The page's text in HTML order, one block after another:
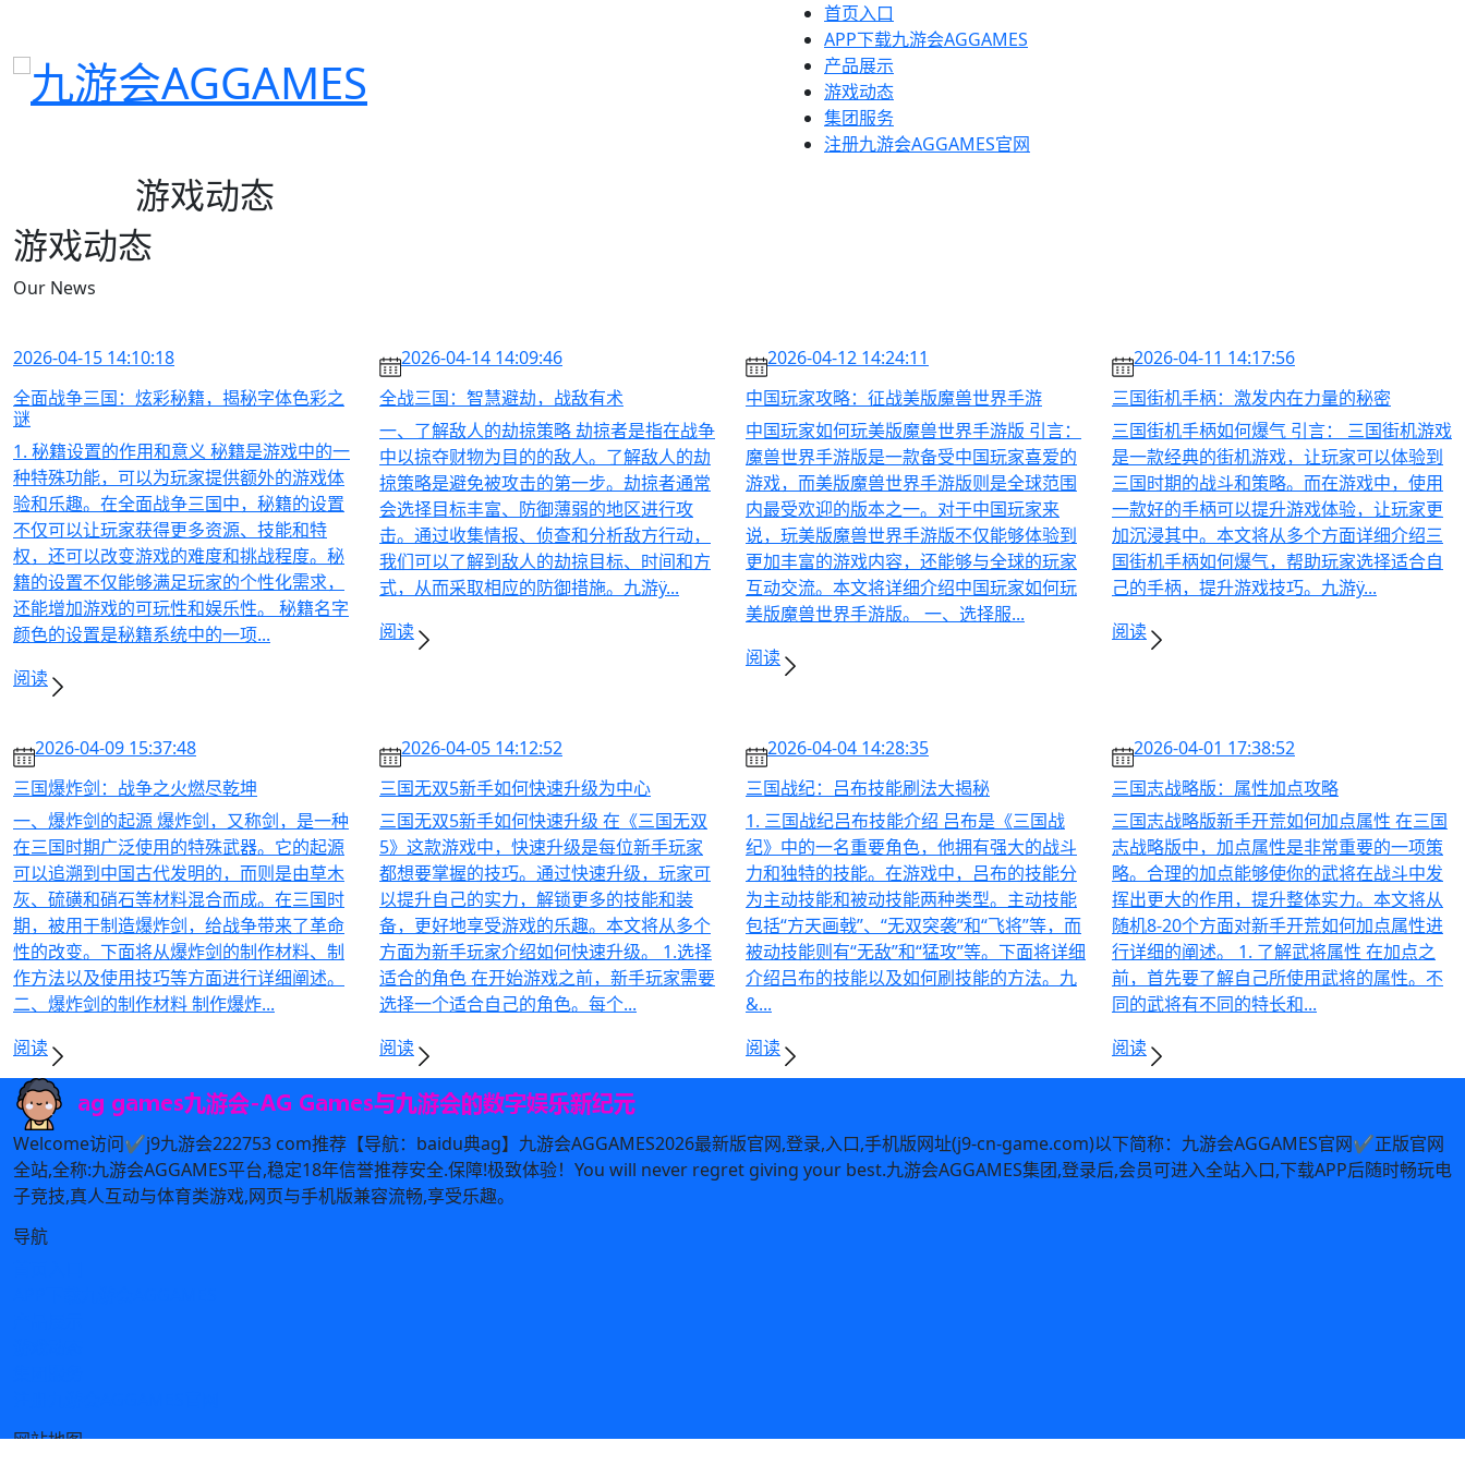
首页入口
APP下载九游会AGGAMES
产品展示
游戏动态
集团服务
注册九游会AGGAMES官网
游戏动态
游戏动态
Our News
2026-04-15 14:10:18
全面战争三国：炫彩秘籍，揭秘字体色彩之
谜
1. 秘籍设置的作用和意义 秘籍是游戏中的一
种特殊功能，可以为玩家提供额外的游戏体
验和乐趣。在全面战争三国中，秘籍的设置
不仅可以让玩家获得更多资源、技能和特
权，还可以改变游戏的难度和挑战程度。秘
籍的设置不仅能够满足玩家的个性化需求，
还能增加游戏的可玩性和娱乐性。 秘籍名字
颜色的设置是秘籍系统中的一项...
阅读
2026-04-14 14:09:46
全战三国：智慧避劫，战敌有术
一、了解敌人的劫掠策略 劫掠者是指在战争
中以掠夺财物为目的的敌人。了解敌人的劫
掠策略是避免被攻击的第一步。劫掠者通常
会选择目标丰富、防御薄弱的地区进行攻
击。通过收集情报、侦查和分析敌方行动，
我们可以了解到敌人的劫掠目标、时间和方
式，从而采取相应的防御措施。九游ӱ...
阅读
2026-04-12 14:24:11
中国玩家攻略：征战美版魔兽世界手游
中国玩家如何玩美版魔兽世界手游版 引言：
魔兽世界手游版是一款备受中国玩家喜爱的
游戏，而美版魔兽世界手游版则是全球范围
内最受欢迎的版本之一。对于中国玩家来
说，玩美版魔兽世界手游版不仅能够体验到
更加丰富的游戏内容，还能够与全球的玩家
互动交流。本文将详细介绍中国玩家如何玩
美版魔兽世界手游版。 一、选择服...
阅读
2026-04-11 14:17:56
三国街机手柄：激发内在力量的秘密
三国街机手柄如何爆气 引言： 三国街机游戏
是一款经典的街机游戏，让玩家可以体验到
三国时期的战斗和策略。而在游戏中，使用
一款好的手柄可以提升游戏体验，让玩家更
加沉浸其中。本文将从多个方面详细介绍三
国街机手柄如何爆气，帮助玩家选择适合自
己的手柄，提升游戏技巧。九游ӱ...
阅读
2026-04-09 15:37:48
三国爆炸剑：战争之火燃尽乾坤
一、爆炸剑的起源 爆炸剑，又称剑，是一种
在三国时期广泛使用的特殊武器。它的起源
可以追溯到中国古代发明的，而则是由草木
灰、硫磺和硝石等材料混合而成。在三国时
期，被用于制造爆炸剑，给战争带来了革命
性的改变。下面将从爆炸剑的制作材料、制
作方法以及使用技巧等方面进行详细阐述。
二、爆炸剑的制作材料 制作爆炸...
阅读
2026-04-05 14:12:52
三国无双5新手如何快速升级为中心
三国无双5新手如何快速升级 在《三国无双
5》这款游戏中，快速升级是每位新手玩家
都想要掌握的技巧。通过快速升级，玩家可
以提升自己的实力，解锁更多的技能和装
备，更好地享受游戏的乐趣。本文将从多个
方面为新手玩家介绍如何快速升级。 1.选择
适合的角色 在开始游戏之前，新手玩家需要
选择一个适合自己的角色。每个...
阅读
2026-04-04 14:28:35
三国战纪：吕布技能刷法大揭秘
1. 三国战纪吕布技能介绍 吕布是《三国战
纪》中的一名重要角色，他拥有强大的战斗
力和独特的技能。在游戏中，吕布的技能分
为主动技能和被动技能两种类型。主动技能
包括“方天画戟”、“无双突袭”和“飞将”等，而
被动技能则有“无敌”和“猛攻”等。下面将详细
介绍吕布的技能以及如何刷技能的方法。九
&...
阅读
2026-04-01 17:38:52
三国志战略版：属性加点攻略
三国志战略版新手开荒如何加点属性 在三国
志战略版中，加点属性是非常重要的一项策
略。合理的加点能够使你的武将在战斗中发
挥出更大的作用，提升整体实力。本文将从
随机8-20个方面对新手开荒如何加点属性进
行详细的阐述。 1. 了解武将属性 在加点之
前，首先要了解自己所使用武将的属性。不
同的武将有不同的特长和...
阅读
Welcome访问✔j9九游会222753 com推荐【导航：baidu典ag】九游会AGGAMES2026最新版官网,登录,入口,手机版网址(j9-cn-game.com)以下简称：九游会AGGAMES官网✔正版官网
全站,全称:九游会AGGAMES平台,稳定18年信誉推荐安全.保障!极致体验！You will never regret giving your best.九游会AGGAMES集团,登录后,会员可进入全站入口,下载APP后随时畅玩电
子竞技,真人互动与体育类游戏,网页与手机版兼容流畅,享受乐趣。
导航
网站地图